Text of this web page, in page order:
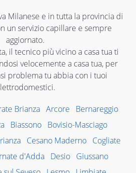
Milanese e in tutta la provincia di
un servizio capillare e sempre
aggiornato.
il tecnico più vicino a casa tua ti
velocemente a casa tua, per
problema tu abbia con i tuoi
Brianza Arcore
Bernareggio
Biassono Bovisio-Masciago
Cesano Maderno Cogliate
d'Adda Desio
Giussano